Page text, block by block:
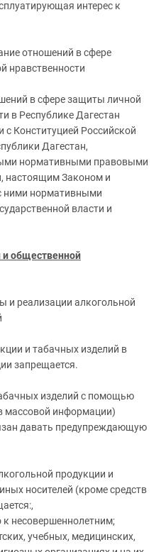
интерес к
отношений в сфере
нравственности
в сфере защиты личной
в Республике Дагестан
с Конституцией Российской
Дагестан,
нормативными правовыми
настоящим Законом и
ними нормативными
власти и
общественной
и реализации алкогольной
и табачных изделий в
запрещается.
изделий с помощью
массовой информации)
давать предупреждающую
продукции и
носителей (кроме средств
к несовершеннолетним;
учебных, медицинских,